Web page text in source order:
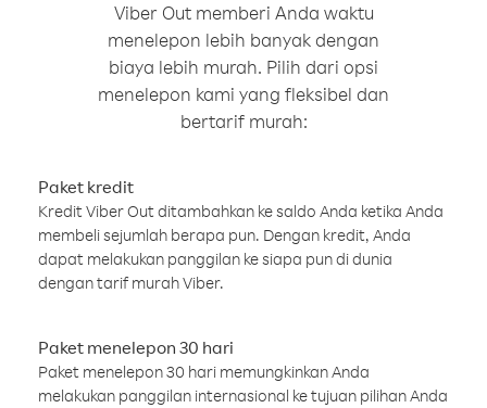
Viber Out memberi Anda waktu
menelepon lebih banyak dengan
biaya lebih murah. Pilih dari opsi
menelepon kami yang fleksibel dan
bertarif murah:
Paket kredit
Kredit Viber Out ditambahkan ke saldo Anda ketika Anda
membeli sejumlah berapa pun. Dengan kredit, Anda
dapat melakukan panggilan ke siapa pun di dunia
dengan tarif murah Viber.
Paket menelepon 30 hari
Paket menelepon 30 hari memungkinkan Anda
melakukan panggilan internasional ke tujuan pilihan Anda